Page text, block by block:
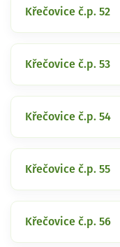
Křečovice č.p. 52
Křečovice č.p. 53
Křečovice č.p. 54
Křečovice č.p. 55
Křečovice č.p. 56